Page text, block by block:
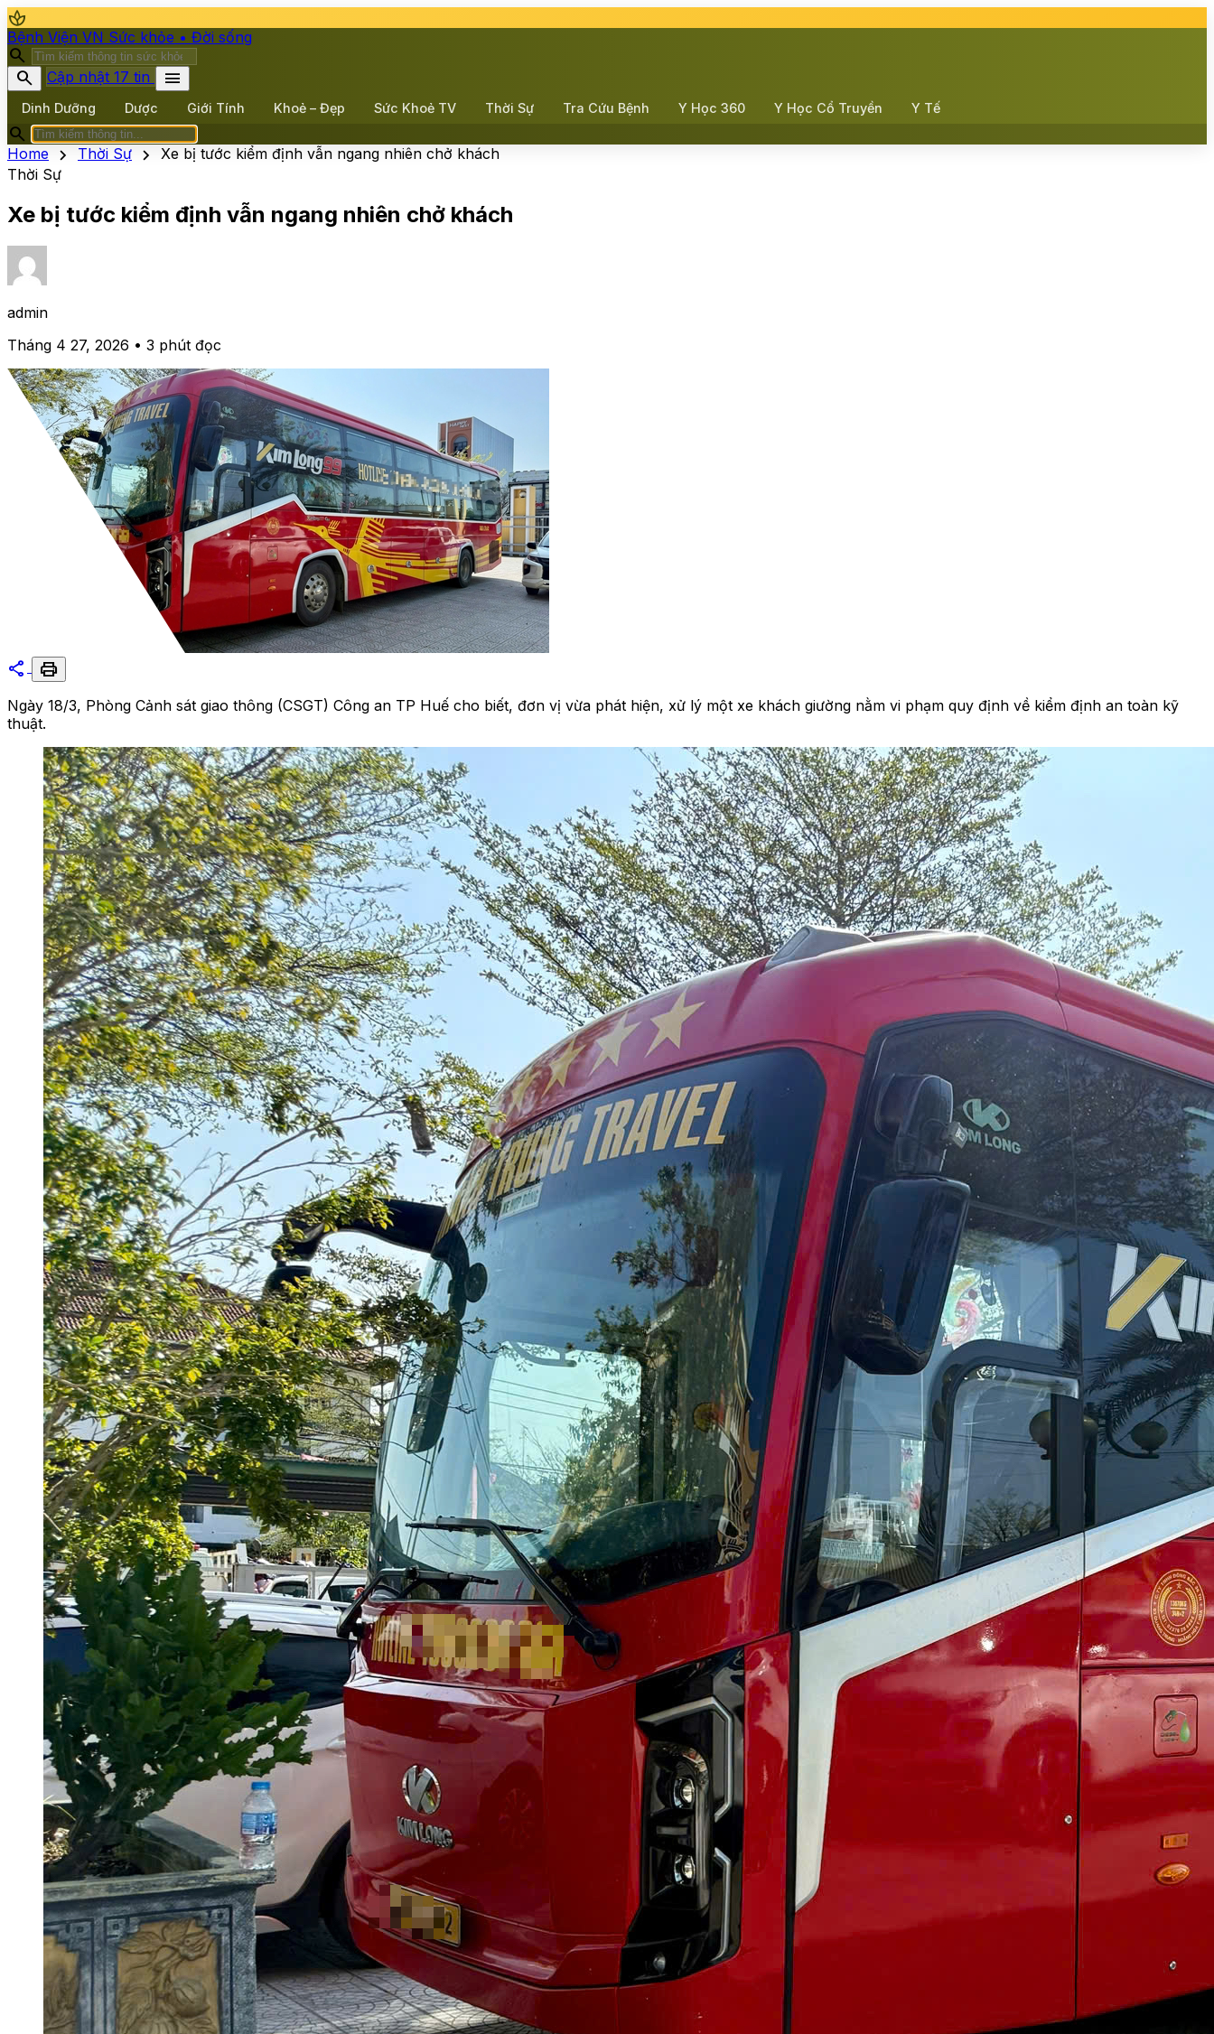
spa
Bệnh Viện VN Sức khỏe • Đời sống
search
search
Cập nhật 17 tin menu
Dinh Dưỡng Dược Giới Tính Khoẻ – Đẹp Sức Khoẻ TV Thời Sự Tra Cứu Bệnh Y Học 360 Y Học Cổ Truyền Y Tế
search
Home chevron_right Thời Sự chevron_right
Xe bị tước kiểm định vẫn ngang nhiên chở khách
Thời Sự
Xe bị tước kiểm định vẫn ngang nhiên chở khách
admin
Tháng 4 27, 2026 • 3 phút đọc
share print
Ngày 18/3, Phòng Cảnh sát giao thông (CSGT) Công an TP Huế cho biết, đơn vị vừa phát hiện, xử lý một xe khách giường nằm vi phạm quy định về kiểm định an toàn kỹ
thuật.